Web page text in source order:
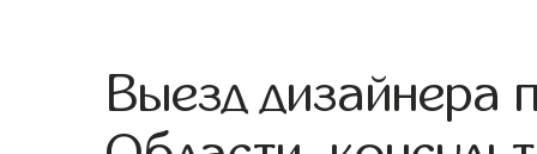
Выезд дизайнера